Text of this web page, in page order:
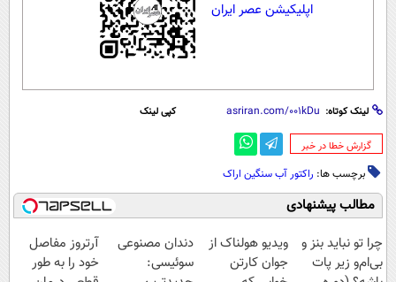
اپلیکیشن عصر ایران
لینک کوتاه: کپی لینک
‌گزارش خطا در خبر
برچسب ها: راکتور آب سنگین اراک
مطالب پیشنهادی
چرا تو نباید بنز و
بی‌ام‌و زیر پات
ویدیو هولناک از
جوان کارتن
دندان مصنوعی
سوئیسی:
آرتروز مفاصل
خود را به طور